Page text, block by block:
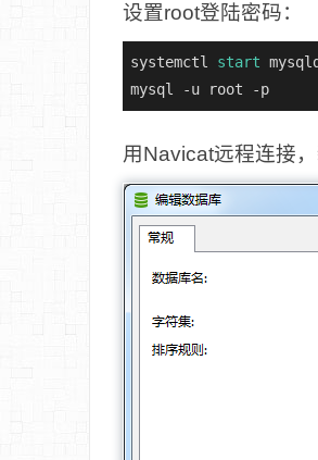
设置root登陆密码：
systemctl start mysqld
mysql -u root -p
用Navicat远程连接